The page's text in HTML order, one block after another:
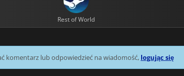
Rest of World
komentarz lub odpowiedzieć na wiadomość, logując się